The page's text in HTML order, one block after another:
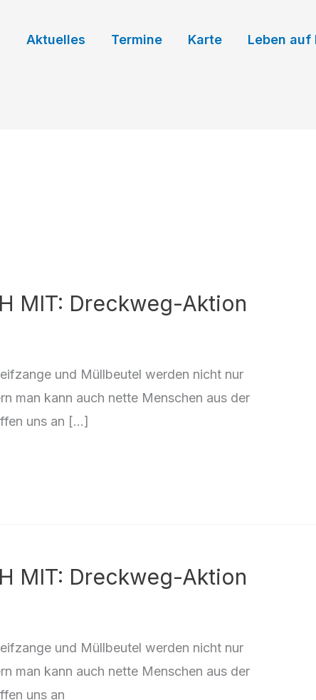
Aktuelles Termine Karte Leben auf
MIT: Dreckweg-Aktion
und Müllbeutel werden nicht nur
man kann auch nette Menschen aus der
uns an […]
MIT: Dreckweg-Aktion
und Müllbeutel werden nicht nur
man kann auch nette Menschen aus der
uns an